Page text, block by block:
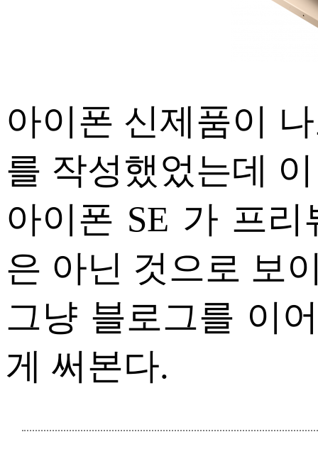
아이폰 신제품이
를 작성했었는데
아이폰 SE 가 프
은 아닌 것으로 보
그냥 블로그를 이
게 써본다.